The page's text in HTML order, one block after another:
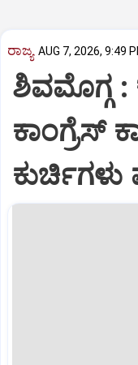
ರಾಜ್ಯ AUG 7, 2026, 9:49
ಶಿವಮೊಗ್ಗ
ಕಾಂಗ್ರೆಸ್
ಕುರ್ಚಿಗಳು